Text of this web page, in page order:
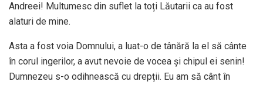
Andreei! Multumesc din suflet la toți Lăutarii ca au fost
alaturi de mine.
Asta a fost voia Domnului, a luat-o de tânără la el să cânte
în corul ingerilor, a avut nevoie de vocea și chipul ei senin!
Dumnezeu s-o odihnească cu drepții. Eu am să cânt în